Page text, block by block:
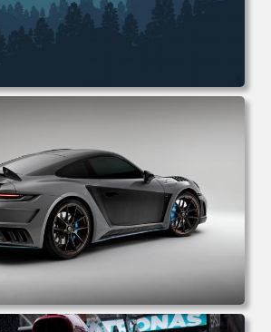
山脉 森林 雄鹰 电脑桌面 高清壁纸 壁纸
色 汽车 德国汽车 大众汽车机械 简约 电